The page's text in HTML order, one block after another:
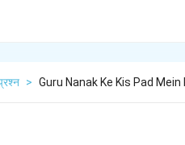
> Guru Nanak Ke Kis Pad